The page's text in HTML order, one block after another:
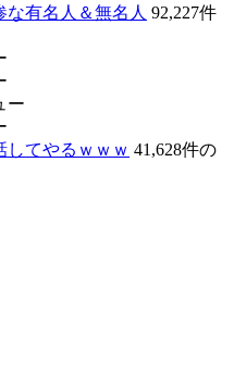
な有名人＆無名人 92,227件
ー
てやるｗｗｗ 41,628件の